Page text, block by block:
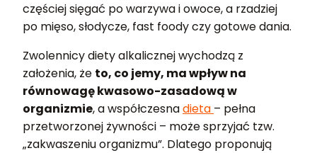
częściej sięgać po warzywa i owoce, a rzadziej
po mięso, słodycze, fast foody czy gotowe dania.
Zwolennicy diety alkalicznej wychodzą z
założenia, że to, co jemy, ma wpływ na
równowagę kwasowo-zasadową w
organizmie, a współczesnadieta – pełna
przetworzonej żywności – może sprzyjać tzw.
„zakwaszeniu organizmu”. Dlatego proponują